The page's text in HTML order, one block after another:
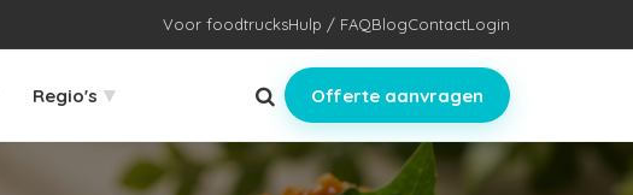
Voor foodtrucksHulp / FAQBlogContactLogin
Regio's ▾ Offerte aanvragen